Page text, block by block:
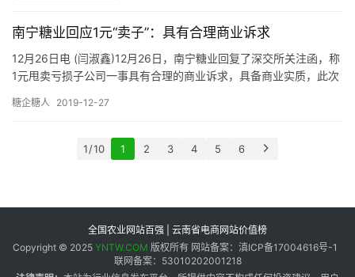
南宁糖业回应1元“卖子”：具有合理商业诉求
12月26日电 (闫淑鑫)12月26日，南宁糖业回复了深交所关注函，称
1元甩卖亏损子公司一事具有合理的商业诉求，具备商业实质，此次
糖企糖人 2019-12-27
1 / 10 1 2 3 4 5 6
全国农业网站百强 | 云南省电商网站价值榜
Copyright © 2025 YNTW.COM 版权所有 网站备案：滇ICP备17004616号-1
联网备案：53010202001218